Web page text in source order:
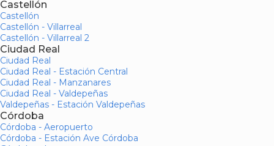
Castellón
Castellón
Castellón - Villarreal
Castellón - Villarreal 2
Ciudad Real
Ciudad Real
Ciudad Real - Estación Central
Ciudad Real - Manzanares
Ciudad Real - Valdepeñas
Valdepeñas - Estación Valdepeñas
Córdoba
Córdoba - Aeropuerto
Córdoba - Estación Ave Córdoba